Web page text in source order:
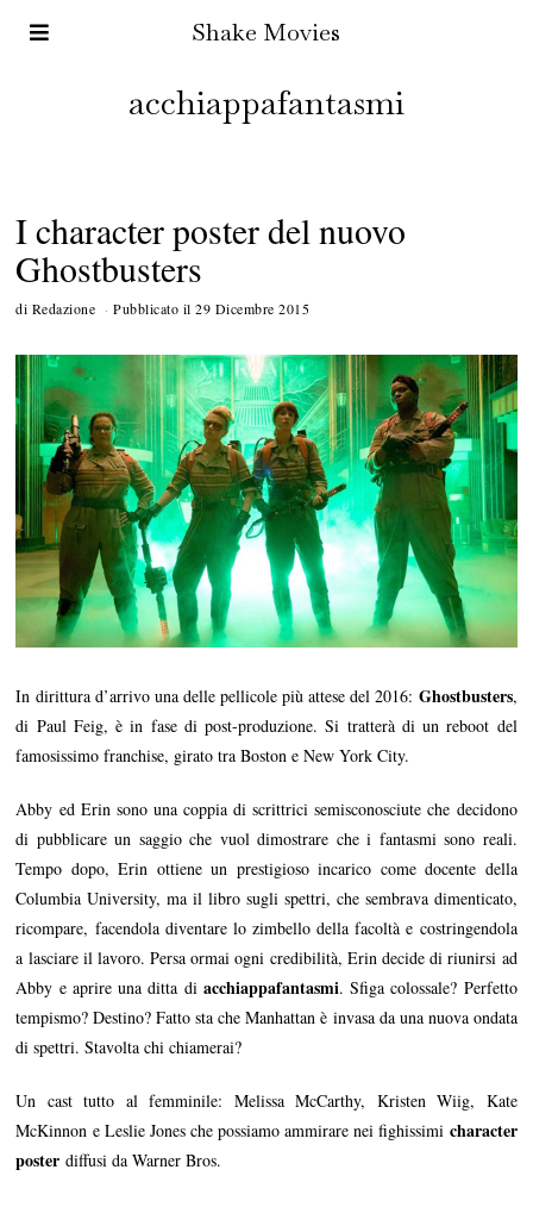
Shake Movies
acchiappafantasmi
I character poster del nuovo
Ghostbusters
di Redazione Pubblicato il 29 Dicembre 2015
i
c
e
m
b
r
e
2
0
5
In dirittura d’arrivo una delle pellicole più attese del 2016: Ghostbusters,
di Paul Feig, è in fase di post-produzione. Si tratterà di un reboot del
famosissimo franchise, girato tra Boston e New York City.
Abby ed Erin sono una coppia di scrittrici semisconosciute che decidono
di pubblicare un saggio che vuol dimostrare che i fantasmi sono reali.
Tempo dopo, Erin ottiene un prestigioso incarico come docente della
Columbia University, ma il libro sugli spettri, che sembrava dimenticato,
ricompare, facendola diventare lo zimbello della facoltà e costringendola
a lasciare il lavoro. Persa ormai ogni credibilità, Erin decide di riunirsi ad
Abby e aprire una ditta di acchiappafantasmi. Sfiga colossale? Perfetto
tempismo? Destino? Fatto sta che Manhattan è invasa da una nuova ondata
di spettri. Stavolta chi chiamerai?
Un cast tutto al femminile: Melissa McCarthy, Kristen Wiig, Kate
McKinnon e Leslie Jones che possiamo ammirare nei fighissimi character
poster diffusi da Warner Bros.